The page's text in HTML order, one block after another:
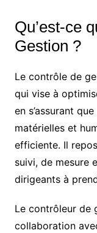
Qu’est-ce
Gestion ?
Le contrôle de
qui vise à
en s’assurant
matérielles et
efficiente. Il
suivi, de mesure
dirigeants à
Le contrôleur de
collaboration